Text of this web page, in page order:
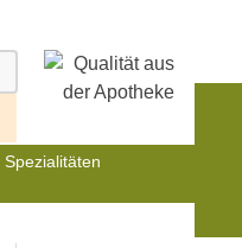
Spezialitäten